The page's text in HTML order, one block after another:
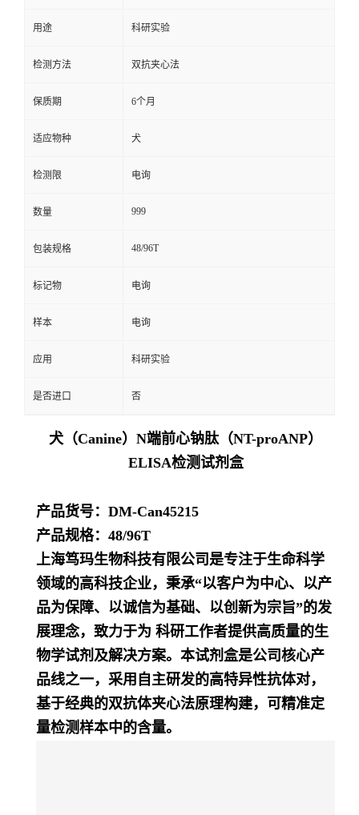
言
用途 科研实验
检测方法 双抗夹心法
保质期 6个月
适应物种 犬
检测限 电询
数量 999
包装规格 48/96T
标记物 电询
样本 电询
应用 科研实验
是否进口 否
犬（Canine）N端前心钠肽（NT-proANP）
ELISA检测试剂盒
产品货号：DM-Can45215
产品规格：48/96T
上海笃玛生物科技有限公司是专注于生命科学
领域的高科技企业，秉承“以客户为中心、以产
品为保障、以诚信为基础、以创新为宗旨”的发
展理念，致力于为 科研工作者提供高质量的生
物学试剂及解决方案。本试剂盒是公司核心产
品线之一，采用自主研发的高特异性抗体对，
基于经典的双抗体夹心法原理构建，可精准定
量检测样本中的含量。